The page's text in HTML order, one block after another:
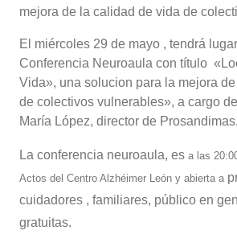
mejora de la calidad de vida de
El miércoles 29 de mayo , tendrá
Conferencia Neuroaula con título
Vida», una solucion para la mejora
de colectivos vulnerables», a cargo
María López, director de
La conferencia neuroaula, es a las
Actos del Centro Alzhéimer León y abierta a
cuidadores , familiares, público en
gratuitas.